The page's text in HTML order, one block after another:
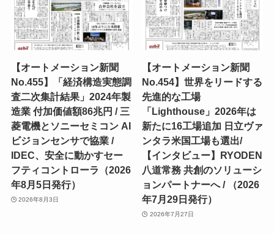
【オートメーション新聞
No.455】「経済構造実態調
査二次集計結果」2024年製
造業 付加価値額86兆円 / 三
菱電機とソニーセミコン AI
ビジョンセンサで協業 /
IDEC、安全に動かすセー
フティコントローラ（2026
年8月5日発行）
2026年8月3日
【オートメーション新聞
No.454】世界をリードする
先進的な工場
「Lighthouse」2026年は
新たに16工場追加 日立ヴァ
ンタラ米国工場も選出/
【インタビュー】RYODEN
八道常務 共創のソリューシ
ョンパートナーへ / （2026
年7月29日発行）
2026年7月27日